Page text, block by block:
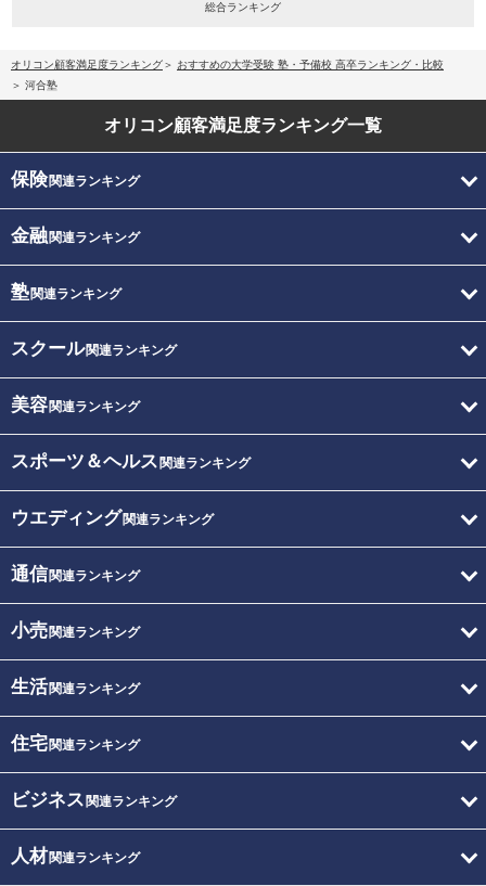
総合ランキング
オリコン顧客満足度ランキング
おすすめの大学受験 塾・予備校 高卒ランキング・比較
河合塾
オリコン顧客満足度ランキング一覧
保険関連ランキング
金融関連ランキング
塾関連ランキング
スクール関連ランキング
美容関連ランキング
スポーツ＆ヘルス 関連ランキング
ウエディング関連ランキング
通信関連ランキング
小売関連ランキング
生活関連ランキング
住宅関連ランキング
ビジネス 関連ランキング
人材関連ランキング